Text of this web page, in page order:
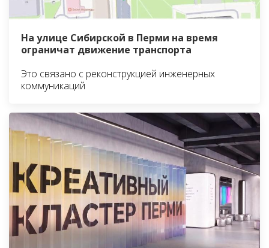
На улице Сибирской в Перми на время
ограничат движение транспорта
Это связано с реконструкцией инженерных
коммуникаций